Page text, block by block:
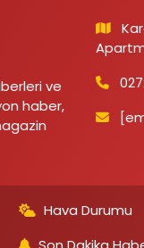
ve
haber,
Hava Durumu